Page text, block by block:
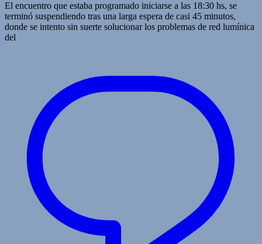
El encuentro que estaba programado iniciarse a las 18:30 hs, se
terminó suspendiendo tras una larga espera de casi 45 minutos,
donde se intento sin suerte solucionar los problemas de red lumínica
del